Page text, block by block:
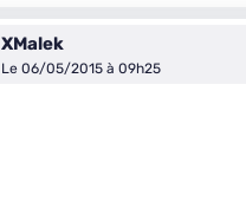
XMalek
Le 06/05/2015 à 09h25